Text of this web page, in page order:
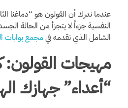
عندما ندرك أن القولون هو “دماغنا
النفسية جزءاً لا يتجزأ من الحالة
الشامل الذي نقدمه في مجمع بوابات
مهيجات
“أعداء” جهازك